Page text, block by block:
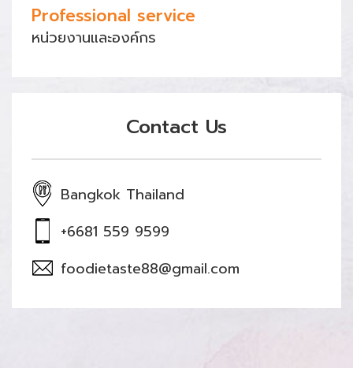
Professional service
หน่วยงานและองค์กร
Contact Us
Bangkok Thailand
+6681 559 9599
foodietaste88@gmail.com